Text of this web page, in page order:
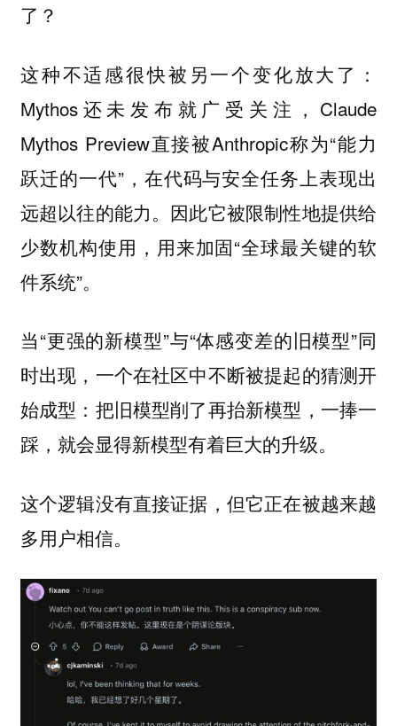
了？
这种不适感很快被另一个变化放大了：
Mythos还未发布就广受关注，Claude
Mythos Preview直接被Anthropic称为“能力
跃迁的一代”，在代码与安全任务上表现出
远超以往的能力。因此它被限制性地提供给
少数机构使用，用来加固“全球最关键的软
件系统”。
当“更强的新模型”与“体感变差的旧模型”同
时出现，一个在社区中不断被提起的猜测开
始成型：把旧模型削了再抬新模型，一捧一
踩，就会显得新模型有着巨大的升级。
这个逻辑没有直接证据，但它正在被越来越
多用户相信。